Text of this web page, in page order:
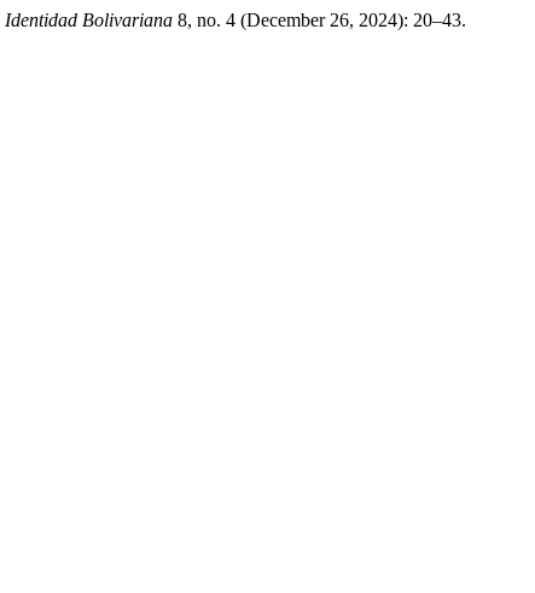
Identidad Bolivariana 8, no. 4 (December 26, 2024): 20–43.